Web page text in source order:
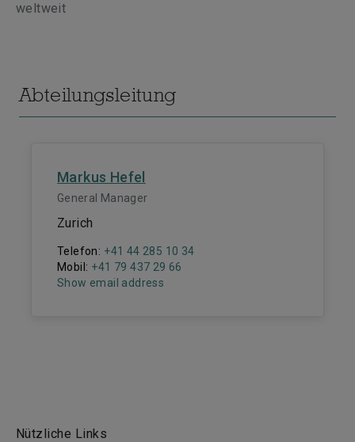
weltweit
Abteilungsleitung
Markus Hefel
General Manager
Zurich
Telefon: +41 44 285 10 34
Mobil: +41 79 437 29 66
Show email address
Nützliche Links